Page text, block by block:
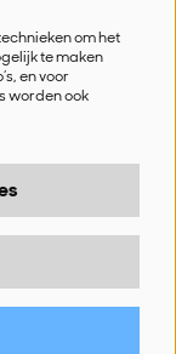
om het
te maken
en voor
worden ook